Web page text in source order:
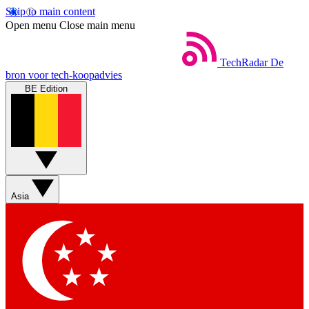
Skip to main content
Open menu Close main menu
TechRadar De
bron voor tech-koopadvies
BE Edition
Asia